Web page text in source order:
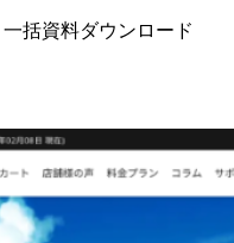
一括資料ダウンロード